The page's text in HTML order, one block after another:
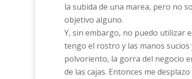
la subida de una marea, pero no
objetivo alguno.
Y, sin embargo, no puedo utilizar
tengo el rostro y las manos
polvoriento, la gorra del negocio
de las cajas. Entonces me